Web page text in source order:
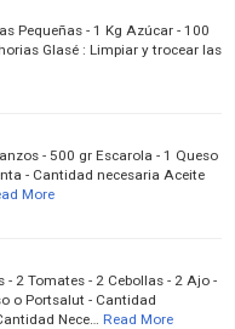
Pequeñas - 1 Kg Azúcar - 100
Glasé : Limpiar y trocear las
- 500 gr Escarola - 1 Queso
- Cantidad necesaria Aceite
More
2 Tomates - 2 Cebollas - 2 Ajo -
o Portsalut - Cantidad
Nece…
Read More